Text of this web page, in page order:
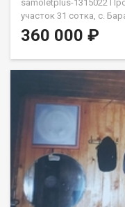
samoletplus-1315022
участок 31 сотка, с.
постройки требуют
Основные данные:
Участок: 31 сотка Баня
спокойная атмосфера,
проживания или
Магазины Школа Дом
Озеро Глубокое
природа, леса и
отдыха на свежем
"Самолёт Плюс":
оформлении ипотеки
Качественный
чистоты (работаем с
360 000 ₽